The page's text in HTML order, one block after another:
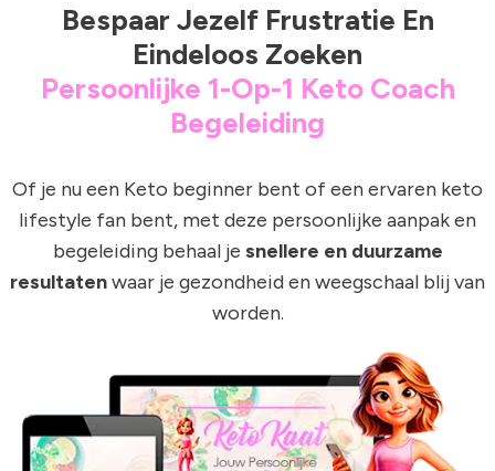
Bespaar Jezelf Frustratie En
Eindeloos Zoeken
Persoonlijke 1-Op-1 Keto Coach
Begeleiding
Of je nu een Keto beginner bent of een ervaren keto
lifestyle fan bent, met deze persoonlijke aanpak en
begeleiding behaal je snellere en duurzame
resultatenwaar je gezondheid en weegschaal blij van
worden.